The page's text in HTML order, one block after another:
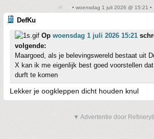
• woensdag 1 juli 2026 @ 15:21 •
DefKu
Op woensdag 1 juli 2026 15:21
volgende:
Maargoed, als je belevingswereld bestaat uit
X kan ik me eigenlijk best goed voorstellen
durft te komen
Lekker je oogkleppen dicht houden knul
▼ Advertentie door